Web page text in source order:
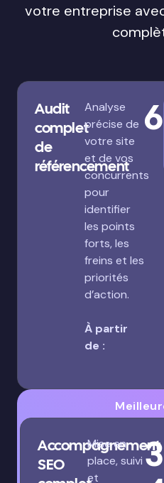
votre entreprise
Audit
complet
de
référencement
Analyse
précise de
votre site
et de vos
concurrents
pour
identifier
les points
forts, les
freins et les
priorités
d’action.
À partir
de :
Accompagnement
SEO
Mise en
place, suivi
et
3